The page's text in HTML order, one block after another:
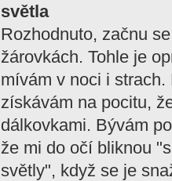
světla
Rozhodnuto, začnu
žárovkách. Tohle je
mívám v noci i
získávám na pocitu,
dálkovkami. Bývám
že mi do očí bliknou
světly", když se je